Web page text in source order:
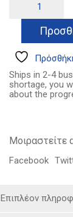
ποσότητα
Ships in 2-4
shortage, you
about the
Μοιραστείτε
Facebook
Επιπλέον